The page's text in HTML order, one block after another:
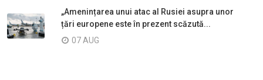
„Amenințarea unui atac al Rusiei asupra unor
țări europene este în prezent scăzută...
07 AUG